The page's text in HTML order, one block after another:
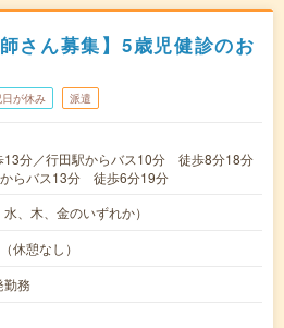
さん募集】5歳児健診のお
日が休み 派遣
13分／行田駅からバス10分 徒歩8分18分
からバス13分 徒歩6分19分
、木、金のいずれか）
休憩なし）
勤務